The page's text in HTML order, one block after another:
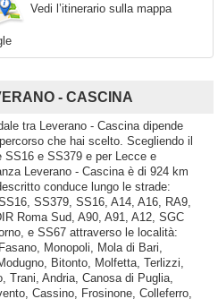
Vedi l’itinerario sulla mappa
- CASCINA
tra Leverano - Cascina dipende
che hai scelto. Scegliendo il
SS16 e SS379 e per Lecce e
Leverano - Cascina è di 924 km
conduce lungo le strade:
SS379, SS16, A14, A16, RA9,
Roma Sud, A90, A91, A12, SGC
e SS67 attraverso le località:
Monopoli, Mola di Bari,
Bitonto, Molfetta, Terlizzi,
Trani, Andria, Canosa di Puglia,
Cassino, Frosinone, Colleferro,